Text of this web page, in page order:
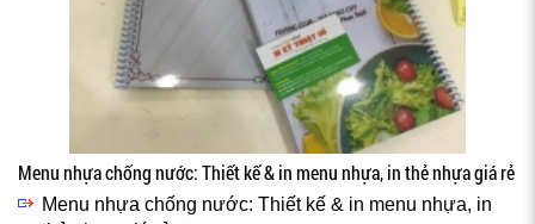
Menu nhựa chống nước: Thiết kế & in menu nhựa, in thẻ nhựa giá rẻ
Menu nhựa chống nước: Thiết kế & in menu nhựa, in